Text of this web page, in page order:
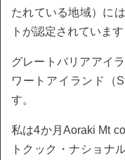
たれている地域）に
トが認定されています
グレートバリアアイ
ワートアイランド（
す。
私は4か月Aoraki Mt
トクック・ナショナ